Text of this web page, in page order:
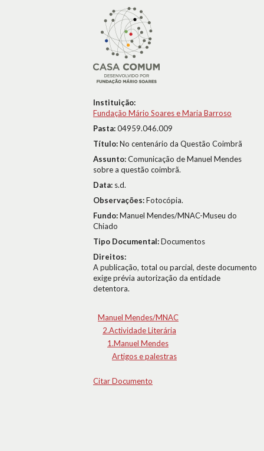
Instituição:
Fundação Mário Soares e Maria Barroso
Pasta:04959.046.009
Título:No centenário da Questão Coimbrã
Assunto:Comunicação de Manuel Mendes
sobre a questão coimbrã.
Data: s.d.
Observações:Fotocópia.
Fundo:Manuel Mendes/MNAC-Museu do
Chiado
Tipo Documental:Documentos
Direitos:
A publicação, total ou parcial, deste documento
exige prévia autorização da entidade
detentora.
Manuel Mendes/MNAC
2.Actividade Literária
1.Manuel Mendes
Artigos e palestras
Citar Documento